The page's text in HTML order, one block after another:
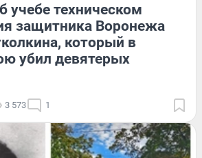
учебе техническом
защитника Воронежа
который в
убил девятерых
3 573 1